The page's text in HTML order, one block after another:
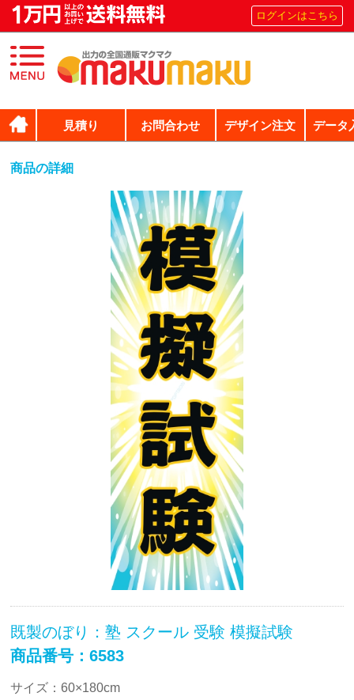
ログインはこちら
見積り お問合わせ デザイン注文 データ
商品の詳細
既製のぼり：塾 スクール 受験 模擬試験
商品番号：6583
サイズ：60×180cm